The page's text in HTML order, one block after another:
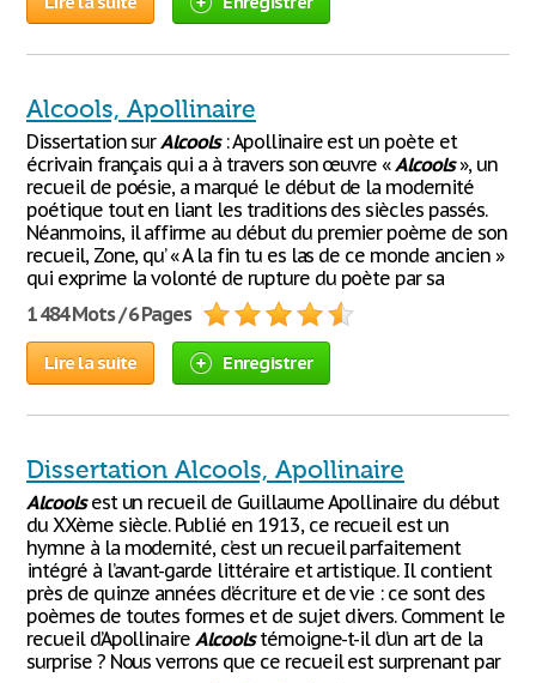
Alcools, Apollinaire
Dissertation surAlcools: Apollinaire est un poète et
écrivain français qui a à travers son œuvre «Alcools», un
recueil de poésie, a marqué le début de la modernité
poétique tout en liant les traditions des siècles passés.
Néanmoins, il affirme au début du premier poème de son
recueil, Zone, qu’ « A la fin tu es las de ce monde ancien »
qui exprime la volonté de rupture du poète par sa
1 484 Mots / 6 Pages
Lire la suite Enregistrer
Dissertation Alcools, Apollinaire
Alcoolsest un recueil de Guillaume Apollinaire du début
du XXème siècle. Publié en 1913, ce recueil est un
hymne à la modernité, c’est un recueil parfaitement
intégré à l’avant-garde littéraire et artistique. Il contient
près de quinze années d’écriture et de vie : ce sont des
poèmes de toutes formes et de sujet divers. Comment le
recueil d’ApollinaireAlcoolstémoigne-t-il d’un art de la
surprise ? Nous verrons que ce recueil est surprenant par